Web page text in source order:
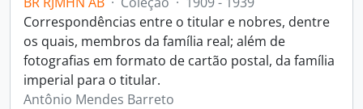
Correspondências entre o titular e nobres, dentre
os quais, membros da família real; além de
fotografias em formato de cartão postal, da família
imperial para o titular.
Antônio Mendes Barreto